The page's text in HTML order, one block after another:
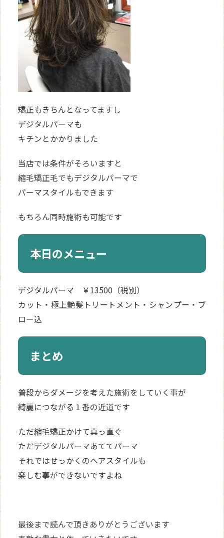
矯正もきちんとなってますし
デジタルパーマも
キチンとかかりました
当店では条件がそろいますと
縮毛矯正毛でもデジタルパーマで
パーマスタイルもできます
もちろん同時施術も可能です
本日のメニュー
デジタルパーマ ￥13500（税別）
カット・極上艶髪トリートメント・シャンプー・ブ
ロー込
まとめ
普段からダメージを考えた施術をしていく事が
綺麗につながる１番の近道です
ただ縮毛矯正かけて真っ直ぐ
ただデジタルパーマあててパーマ
それではせっかくのヘアスタイルも
楽しむ事ができないですよね
最後まで読んで頂きありがとうございます